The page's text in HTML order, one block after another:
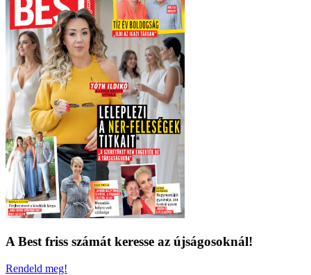
A Best friss számát keresse az újságosoknál!
Rendeld meg!